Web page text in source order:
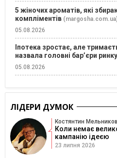
5 жіночих ароматів, які
компліментів
05.08.2026
Іпотека зростає, але
назвала головні бар’єри ринку
05.08.2026
ЛІДЕРИ ДУМОК
Костянтин Мельников
Коли немає
кампанію ідеєю
23 липня 2026